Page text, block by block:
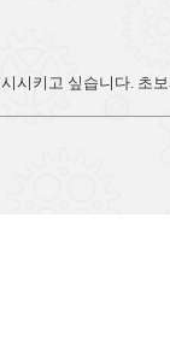
키고 싶습니다. 초